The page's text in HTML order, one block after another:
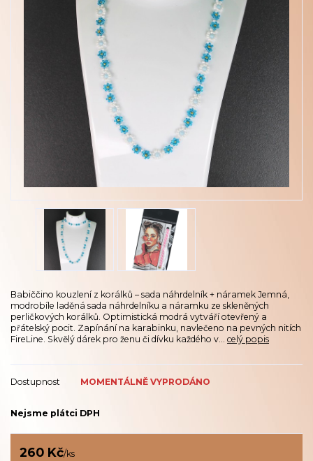
Babiččino kouzlení z korálků – sada náhrdelník + náramek Jemná,
modrobíle laděná sada náhrdelníku a náramku ze skleněných
perličkových korálků. Optimistická modrá vytváří otevřený a
přátelský pocit. Zapínání na karabinku, navlečeno na pevných nitích
FireLine. Skvělý dárek pro ženu či dívku každého v... celý popis
Dostupnost MOMENTÁLNĚ VYPRODÁNO
Nejsme plátci DPH
260 Kč/ks